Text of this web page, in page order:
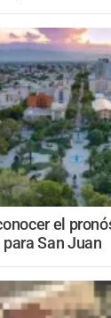
el
San Juan